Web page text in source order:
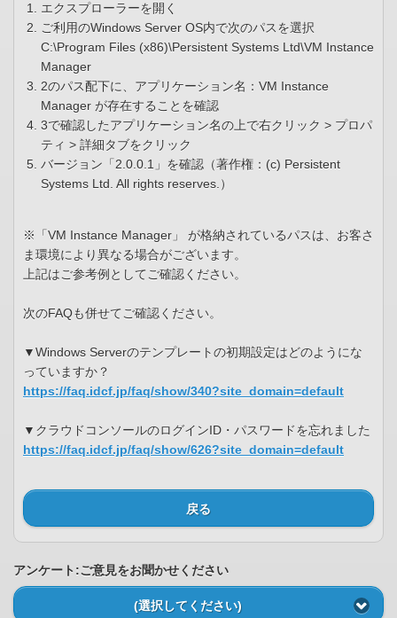
エクスプローラーを開く
ご利用のWindows Server OS内で次のパスを選択
C:\Program Files (x86)\Persistent Systems Ltd\VM Instance
Manager
2のパス配下に、アプリケーション名：VM Instance
Manager が存在することを確認
3で確認したアプリケーション名の上で右クリック > プロパ
ティ > 詳細タブをクリック
バージョン「2.0.0.1」を確認（著作権：(c) Persistent
Systems Ltd. All rights reserves.）
※「VM Instance Manager」 が格納されているパスは、お客さ
ま環境により異なる場合がございます。
上記はご参考例としてご確認ください。
次のFAQも併せてご確認ください。
▼Windows Serverのテンプレートの初期設定はどのようにな
っていますか？
https://faq.idcf.jp/faq/show/340?site_domain=default
▼クラウドコンソールのログインID・パスワードを忘れました
https://faq.idcf.jp/faq/show/626?site_domain=default
戻る
アンケート:ご意見をお聞かせください
(選択してください)